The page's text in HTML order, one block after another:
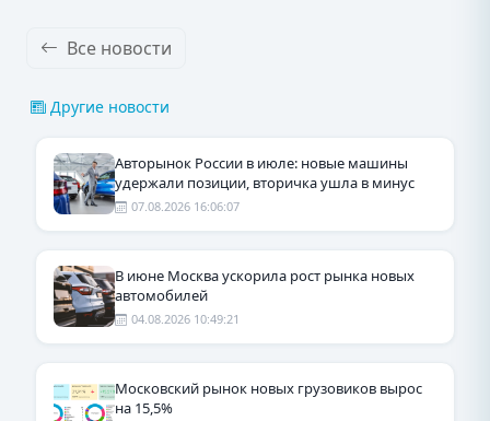
Все новости
Другие новости
Авторынок России в июле: новые машины
удержали позиции, вторичка ушла в минус
07.08.2026 16:06:07
В июне Москва ускорила рост рынка новых
автомобилей
04.08.2026 10:49:21
Московский рынок новых грузовиков вырос
на 15,5%